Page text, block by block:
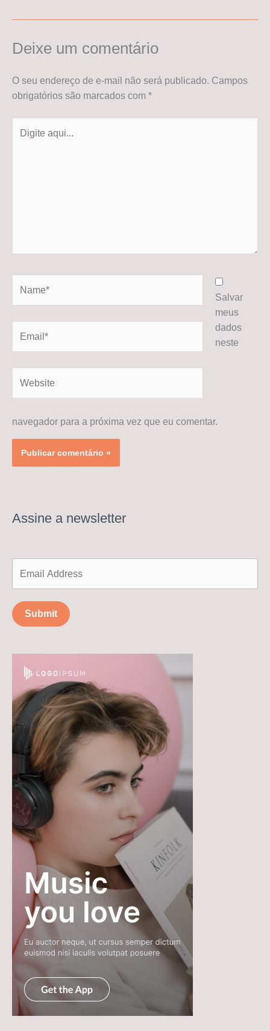
Deixe um comentário
O seu endereço de e-mail não será publicado. Campos
obrigatórios são marcados com *
aqui...
Salvar
meus
dados
neste
navegador para a próxima vez que eu comentar.
Assine a newsletter
Submit